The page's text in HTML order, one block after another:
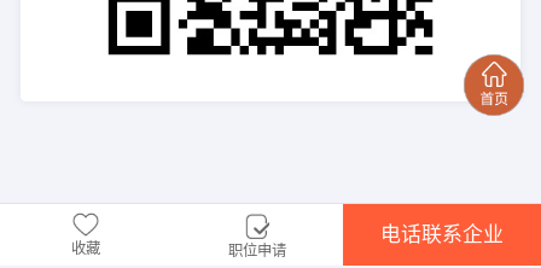
收藏 职位申请
电话联系企业